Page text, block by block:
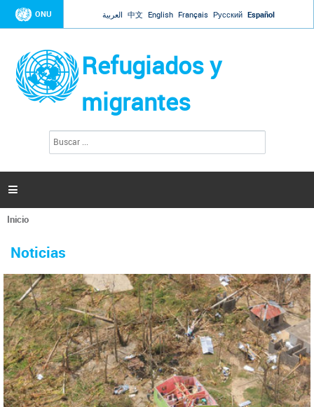
Jump to navigation
ONU العربية 中文 English Français Русский Español
Refugiados y
migrantes
l
d
e
b
ú
s
q
u
e
d
a
s

Se
usted
aquí
Inicio
Noticias
reforzar la ayuda humanitaria en Venezuela
El Secretario General ha respondido a la carta enviada por el presidente de la
Asamblea Nacional de Venezuela solicitando a Naciones Unidas que aumente
la ayuda humanitaria. Guerres ha reiterado que la ONU está lista para hacerlo,
pero necesita el consentimiento y la colaboración del Gobierno.